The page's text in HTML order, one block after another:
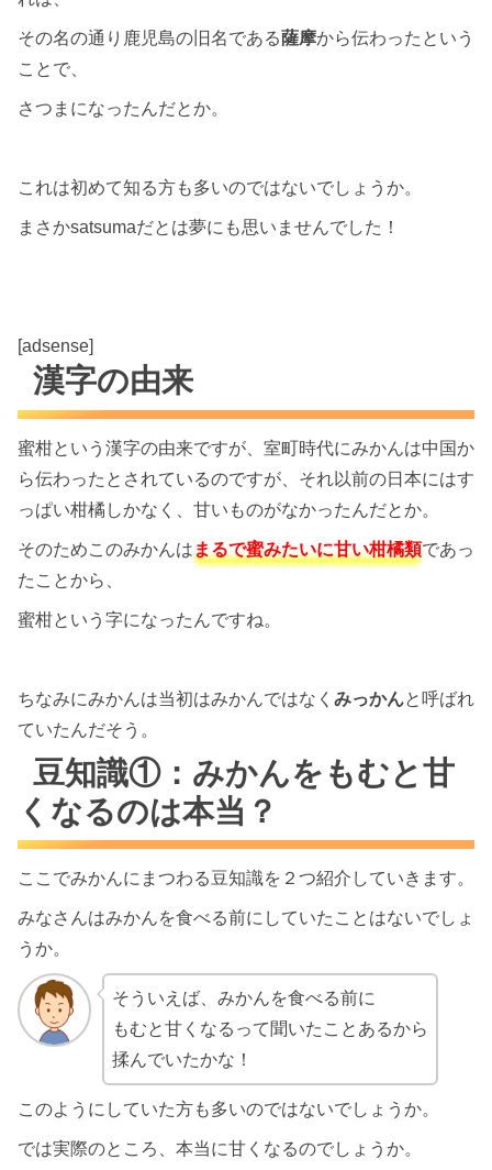
その名の通り鹿児島の旧名である薩摩から伝わったという
ことで、
さつまになったんだとか。
これは初めて知る方も多いのではないでしょうか。
まさかsatsumaだとは夢にも思いませんでした！
[adsense]
漢字の由来
蜜柑という漢字の由来ですが、室町時代にみかんは中国か
ら伝わったとされているのですが、それ以前の日本にはす
っぱい柑橘しかなく、甘いものがなかったんだとか。
そのためこのみかんはまるで蜜みたいに甘い柑橘類であっ
たことから、
蜜柑という字になったんですね。
ちなみにみかんは当初はみかんではなく みっかんと呼ばれ
ていたんだそう。
豆知識①：みかんをもむと甘
くなるのは本当？
ここでみかんにまつわる豆知識を２つ紹介していきます。
みなさんはみかんを食べる前にしていたことはないでしょ
うか。
そういえば、みかんを食べる前に
もむと甘くなるって聞いたことあるから
揉んでいたかな！
このようにしていた方も多いのではないでしょうか。
では実際のところ、本当に甘くなるのでしょうか。